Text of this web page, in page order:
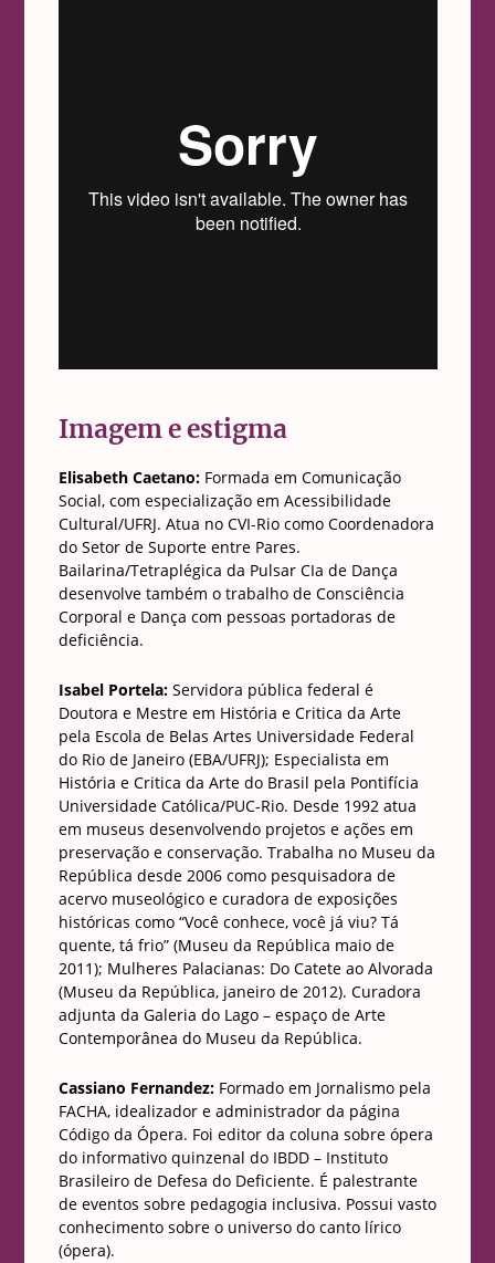
Imagem e estigma
Elisabeth Caetano:Formada em Comunicação
Social, com especialização em Acessibilidade
Cultural/UFRJ. Atua no CVI-Rio como Coordenadora
do Setor de Suporte entre Pares.
Bailarina/Tetraplégica da Pulsar CIa de Dança
desenvolve também o trabalho de Consciência
Corporal e Dança com pessoas portadoras de
deficiência.
Isabel Portela: Servidora pública federal é
Doutora e Mestre em História e Critica da Arte
pela Escola de Belas Artes Universidade Federal
do Rio de Janeiro (EBA/UFRJ); Especialista em
História e Critica da Arte do Brasil pela Pontifícia
Universidade Católica/PUC-Rio. Desde 1992 atua
em museus desenvolvendo projetos e ações em
preservação e conservação. Trabalha no Museu da
República desde 2006 como pesquisadora de
acervo museológico e curadora de exposições
históricas como “Você conhece, você já viu? Tá
quente, tá frio” (Museu da República maio de
2011); Mulheres Palacianas: Do Catete ao Alvorada
(Museu da República, janeiro de 2012). Curadora
adjunta da Galeria do Lago – espaço de Arte
Contemporânea do Museu da República.
Cassiano Fernandez: Formado em Jornalismo pela
FACHA, idealizador e administrador da página
Código da Ópera. Foi editor da coluna sobre ópera
do informativo quinzenal do IBDD – Instituto
Brasileiro de Defesa do Deficiente. É palestrante
de eventos sobre pedagogia inclusiva. Possui vasto
conhecimento sobre o universo do canto lírico
(ópera).